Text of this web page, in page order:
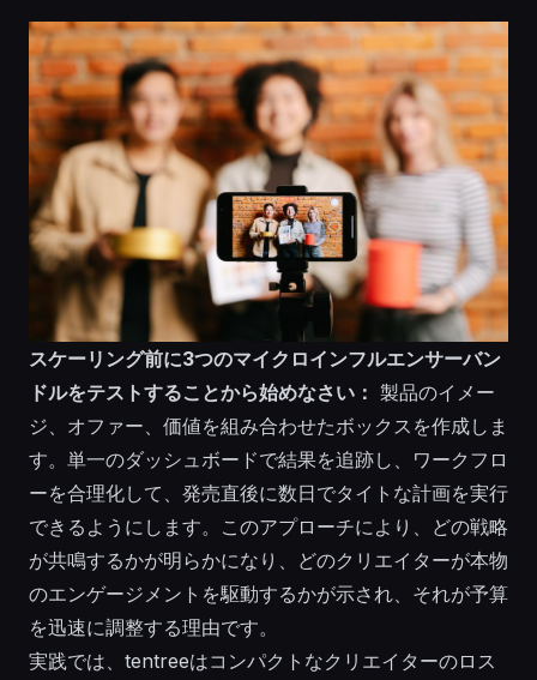
スケーリング前に3つのマイクロインフルエンサーバン
ドルをテストすることから始めなさい： 製品のイメー
ジ、オファー、価値を組み合わせたボックスを作成しま
す。単一のダッシュボードで結果を追跡し、ワークフロ
ーを合理化して、発売直後に数日でタイトな計画を実行
できるようにします。このアプローチにより、どの戦略
が共鳴するかが明らかになり、どのクリエイターが本物
のエンゲージメントを駆動するかが示され、それが予算
を迅速に調整する理由です。
実践では、tentreeはコンパクトなクリエイターのロス